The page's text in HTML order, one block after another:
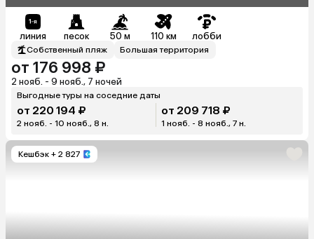
линия песок 50 м 110 км лобби
Собственный пляж Большая территория
от 176 998 ₽
2 нояб. - 9 нояб., 7 ночей
Выгодные туры на соседние даты
от 220 194 ₽
2 нояб. - 10 нояб., 8 н.
от 209 718 ₽
1 нояб. - 8 нояб., 7 н.
Кешбэк + 2 827